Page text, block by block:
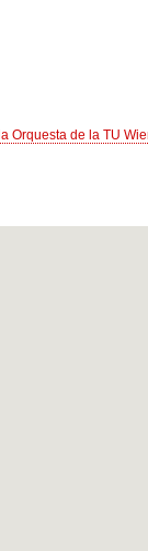
Orquesta de la TU